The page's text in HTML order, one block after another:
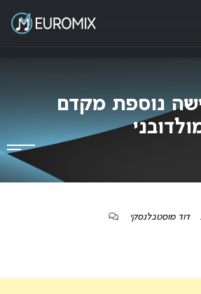
בישראל
נוספת מקדם
דוד מוסטבלנסקי